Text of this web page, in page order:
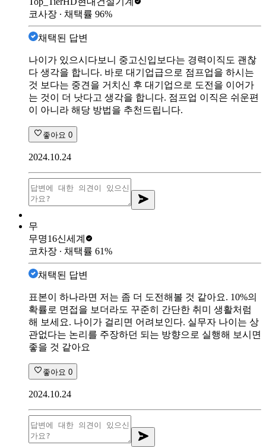
코사장 ∙ 채택률 96%
채택된 답변
나이가 있으시다보니 중고신입보다는 경력이직도 괜찮
다 생각을 합니다. 바로 대기업급으로 점프업을 하시는
것 보다는 중견을 거치신 후 대기업으로 도전을 이어가
는 것이 더 낫다고 생각을 합니다. 점프업 이직은 쉬운편
이 아니라 해당 방법을 추천드립니다.
좋아요 0
2024.10.24
무
무명16신세계
코차장 ∙ 채택률 61%
채택된 답변
표본이 하나라면 저는 좀 더 도전해볼 것 같아요. 10%의
확률로 면접을 보더라도 꾸준히 간단한 취미 생활처럼
해 보세요. 나이가 걸리면 어려보인다. 실무자 나이는 상
관없다는 논리를 주장하던 되는 방향으로 실행해 보시면
좋을 것 같아요
좋아요 0
2024.10.24